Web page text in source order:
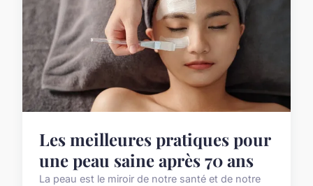
Les meilleures pratiques pour
une peau saine après 70 ans
La peau est le miroir de notre santé et de notre